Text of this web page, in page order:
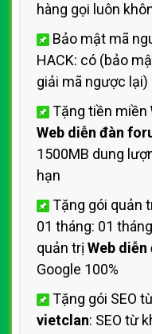
hàng gọi luôn
Bảo mật mã
HACK: có (bảo
giải mã ngược lại)
Tặng tiền miền
Web diễn đàn
1500MB dung
hạn
Tặng gói quản
01 tháng: 01
quản trị Web
Google 100%
Tặng gói SEO
vietclan: SEO từ